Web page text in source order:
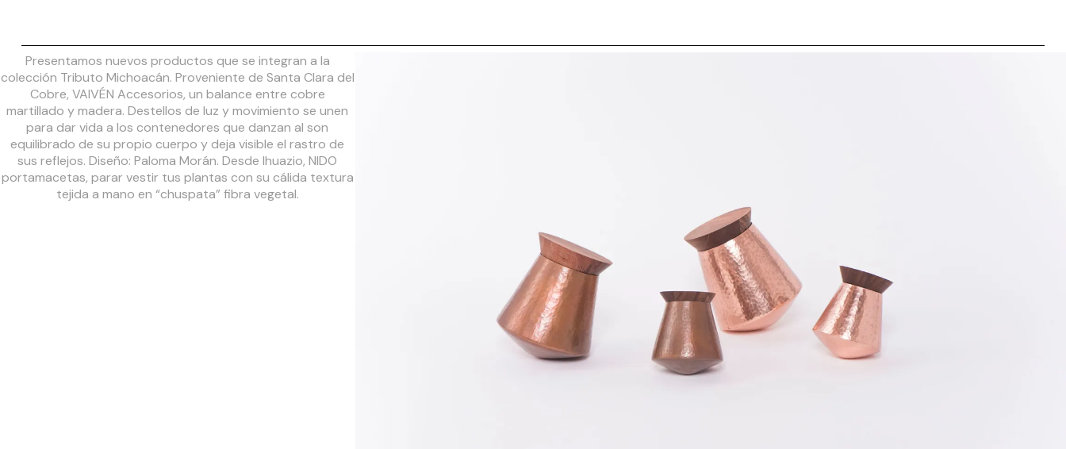
Presentamos nuevos productos que se integran a la
colección Tributo Michoacán. Proveniente de Santa Clara del
Cobre, VAIVÉN Accesorios, un balance entre cobre
martillado y madera. Destellos de luz y movimiento se unen
para dar vida a los contenedores que danzan al son
equilibrado de su propio cuerpo y deja visible el rastro de
sus reflejos. Diseño: Paloma Morán. Desde Ihuazio, NIDO
portamacetas, parar vestir tus plantas con su cálida textura
tejida a mano en “chuspata” fibra vegetal.